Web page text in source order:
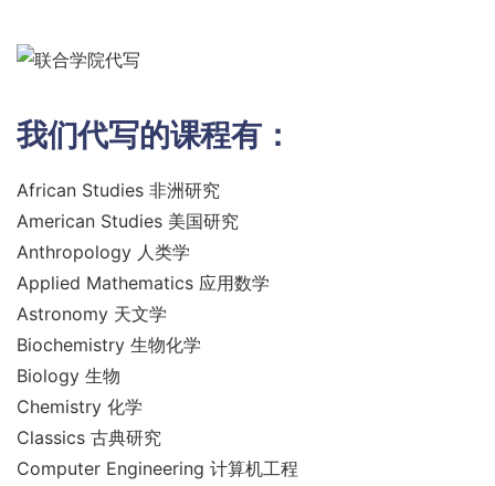
我们代写的课程有：
African Studies 非洲研究
American Studies 美国研究
Anthropology 人类学
Applied Mathematics 应用数学
Astronomy 天文学
Biochemistry 生物化学
Biology 生物
Chemistry 化学
Classics 古典研究
Computer Engineering 计算机工程